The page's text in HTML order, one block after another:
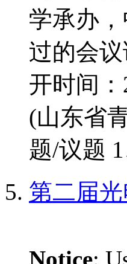
学承办
过的会
开时间
(山东省
题/议题
第二届